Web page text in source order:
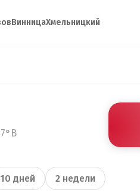
ВинницаХмельницкий
10 дней 2 недели